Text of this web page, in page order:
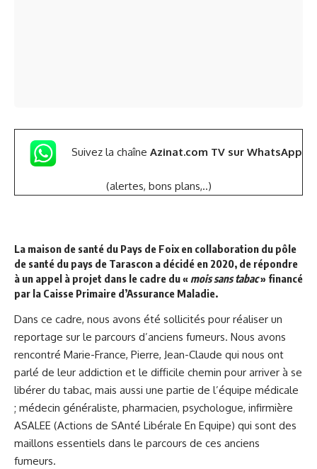
Suivez la chaîne Azinat.com TV sur WhatsApp
(alertes, bons plans,..)
La maison de santé du Pays de Foix en collaboration du pôle
de santé du pays de Tarascon a décidé en 2020, de répondre
à un appel à projet dans le cadre du « mois sans tabac» financé
par la Caisse Primaire d’Assurance Maladie.
Dans ce cadre, nous avons été sollicités pour réaliser un
reportage sur le parcours d’anciens fumeurs. Nous avons
rencontré Marie-France, Pierre, Jean-Claude qui nous ont
parlé de leur addiction et le difficile chemin pour arriver à se
libérer du tabac, mais aussi une partie de l’équipe médicale
; médecin généraliste, pharmacien, psychologue, infirmière
ASALEE (Actions de SAnté Libérale En Equipe) qui sont des
maillons essentiels dans le parcours de ces anciens
fumeurs.